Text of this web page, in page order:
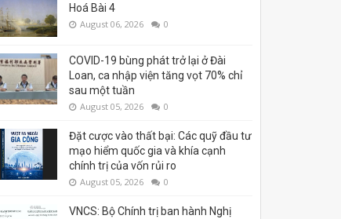
Hoá Bài 4
August 06, 2026 0
COVID-19 bùng phát trở lại ở Đài
Loan, ca nhập viện tăng vọt 70% chỉ
sau một tuần
August 05, 2026 0
Đặt cược vào thất bại: Các quỹ đầu tư
mạo hiểm quốc gia và khía cạnh
chính trị của vốn rủi ro
August 05, 2026 0
VNCS: Bộ Chính trị ban hành Nghị